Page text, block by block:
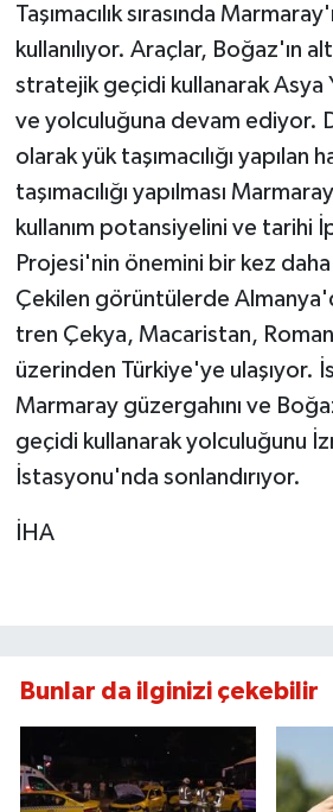
Taşımacılık sırasında
kullanılıyor. Araçlar, Boğaz'ın
stratejik geçidi kullanarak Asya
ve yolculuğuna devam ediyor.
olarak yük taşımacılığı yapılan
taşımacılığı yapılması
kullanım potansiyelini ve tarihi
Projesi'nin önemini bir kez
Çekilen görüntülerde
tren Çekya, Macaristan,
üzerinden Türkiye'ye ulaşıyor.
Marmaray güzergahını ve
geçidi kullanarak yolculuğunu
İstasyonu'nda sonlandırıyor.
İHA
Bunlar da ilginizi çekebilir